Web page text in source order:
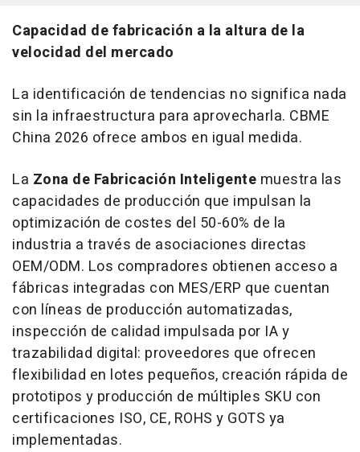
Capacidad de fabricación a la altura de la
velocidad del mercado
La identificación de tendencias no significa nada
sin la infraestructura para aprovecharla. CBME
China 2026 ofrece ambos en igual medida.
La Zona de Fabricación Inteligente muestra las
capacidades de producción que impulsan la
optimización de costes del 50-60% de la
industria a través de asociaciones directas
OEM/ODM. Los compradores obtienen acceso a
fábricas integradas con MES/ERP que cuentan
con líneas de producción automatizadas,
inspección de calidad impulsada por IA y
trazabilidad digital: proveedores que ofrecen
flexibilidad en lotes pequeños, creación rápida de
prototipos y producción de múltiples SKU con
certificaciones ISO, CE, ROHS y GOTS ya
implementadas.